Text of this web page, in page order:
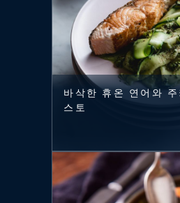
바삭한 휴온 연어와
스토